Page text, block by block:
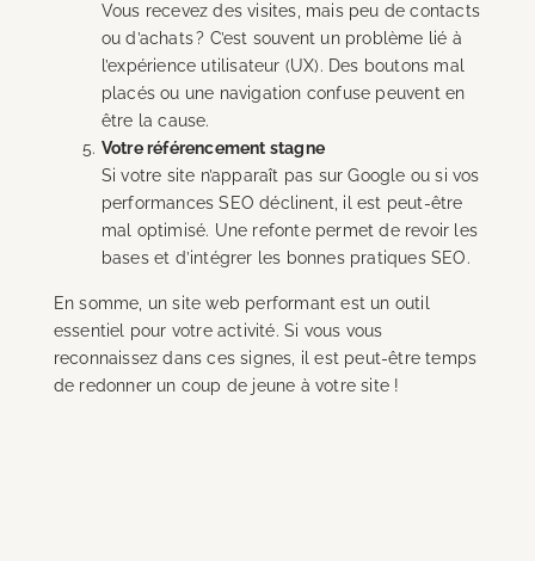
Vous recevez des visites, mais peu de contacts
ou d’achats ? C’est souvent un problème lié à
l’expérience utilisateur (UX). Des boutons mal
placés ou une navigation confuse peuvent en
être la cause.
Votre référencement stagne
Si votre site n’apparaît pas sur Google ou si vos
performances SEO déclinent, il est peut-être
mal optimisé. Une refonte permet de revoir les
bases et d’intégrer les bonnes pratiques SEO.
En somme, un site web performant est un outil
essentiel pour votre activité. Si vous vous
reconnaissez dans ces signes, il est peut-être temps
de redonner un coup de jeune à votre site !